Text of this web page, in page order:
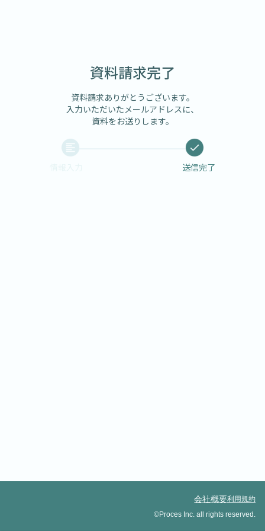
資料請求完了
資料請求ありがとうございます。
入力いただいたメールアドレスに、
資料をお送りします。
送信完了
会社概要利用規約
©Proces Inc. all rights reserved.